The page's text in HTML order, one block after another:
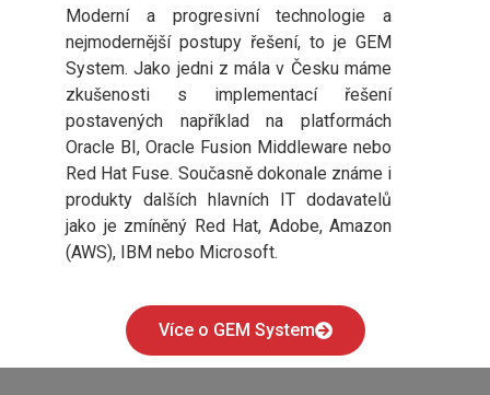
Moderní a progresivní technologie a
nejmodernější postupy řešení, to je GEM
System. Jako jedni z mála v Česku máme
zkušenosti s implementací řešení
postavených například na platformách
Oracle BI, Oracle Fusion Middleware nebo
Red Hat Fuse. Současně dokonale známe i
produkty dalších hlavních IT dodavatelů
jako je zmíněný Red Hat, Adobe, Amazon
(AWS), IBM nebo Microsoft.
Více o GEM System